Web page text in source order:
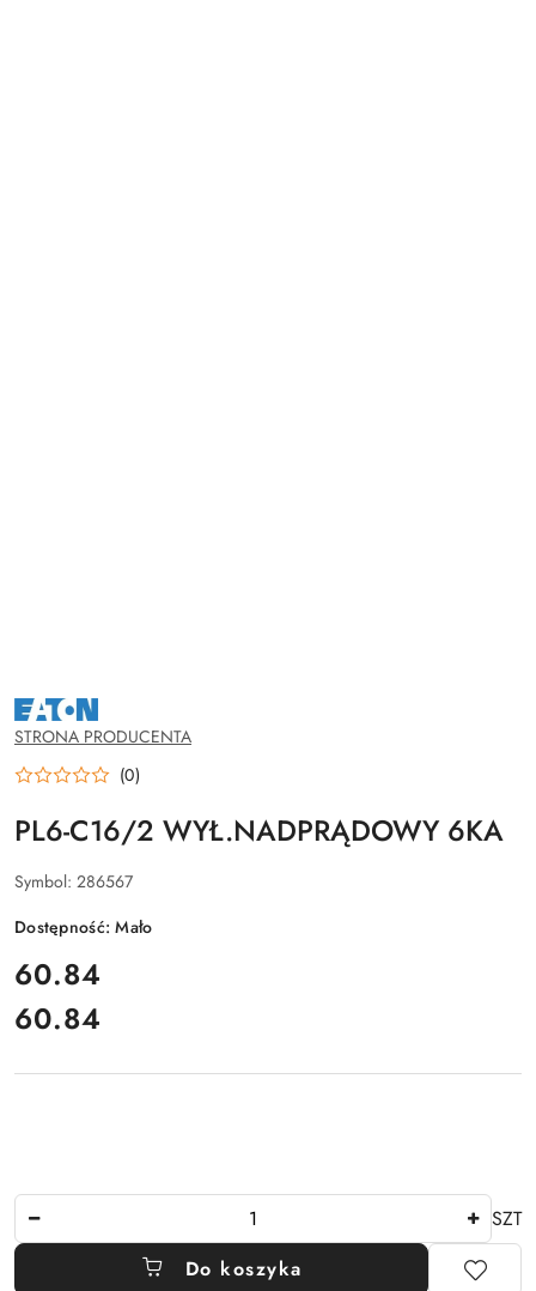
NAZWA
PRODUCENTA:
EATON
STRONA PRODUCENTA
(0)
PL6-C16/2 WYŁ.NADPRĄDOWY 6KA
Symbol: 286567
Dostępność:Mało
cena:
60.84
Cena:
60.84
SZT
Do koszyka